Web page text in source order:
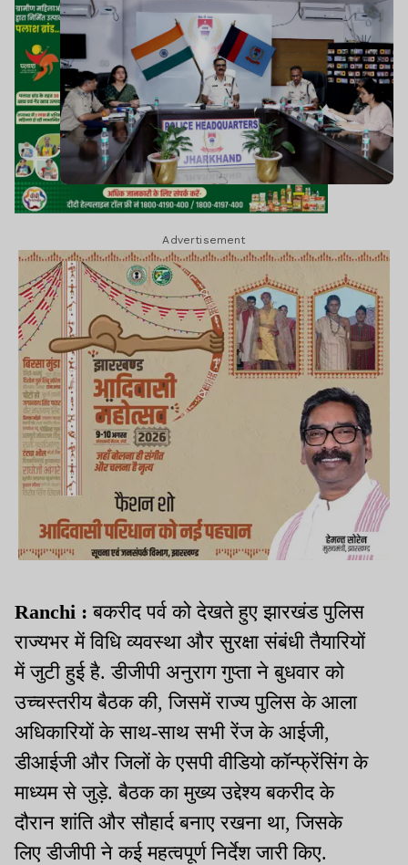
Advertisement
Ranchi : बकरीद पर्व को देखते हुए झारखंड पुलिस
राज्यभर में विधि व्यवस्था और सुरक्षा संबंधी तैयारियों
में जुटी हुई है. डीजीपी अनुराग गुप्ता ने बुधवार को
उच्चस्तरीय बैठक की, जिसमें राज्य पुलिस के आला
अधिकारियों के साथ-साथ सभी रेंज के आईजी,
डीआईजी और जिलों के एसपी वीडियो कॉन्फ्रेंसिंग के
माध्यम से जुड़े. बैठक का मुख्य उद्देश्य बकरीद के
दौरान शांति और सौहार्द बनाए रखना था, जिसके
लिए डीजीपी ने कई महत्वपूर्ण निर्देश जारी किए.